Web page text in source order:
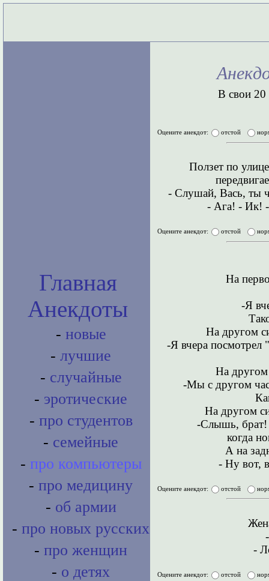
Главная
Анекдоты
- новые
- лучшие
- случайные
- эротические
- про студентов
- семейные
- про компьютеры
- про медицину
- об армии
- про новых русских
- про женщин
- о детях
В свои 20
Оцените анекдот: отстой
Ползет по
- Слушай, Вась, ты
- Ага! - Ик! -
Оцените анекдот: отстой
Hа
-Я
Hа другом
-Я вчера посмотрел
Hа
-Мы с другом час
Hа другом
-Слышь, брат!
когда
А на
- Hу вот,
Оцените анекдот: отстой
-
Оцените анекдот: отстой